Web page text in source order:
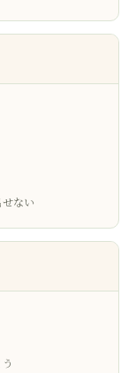
ない